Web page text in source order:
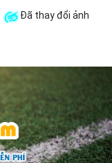
Đã thay đổi ảnh